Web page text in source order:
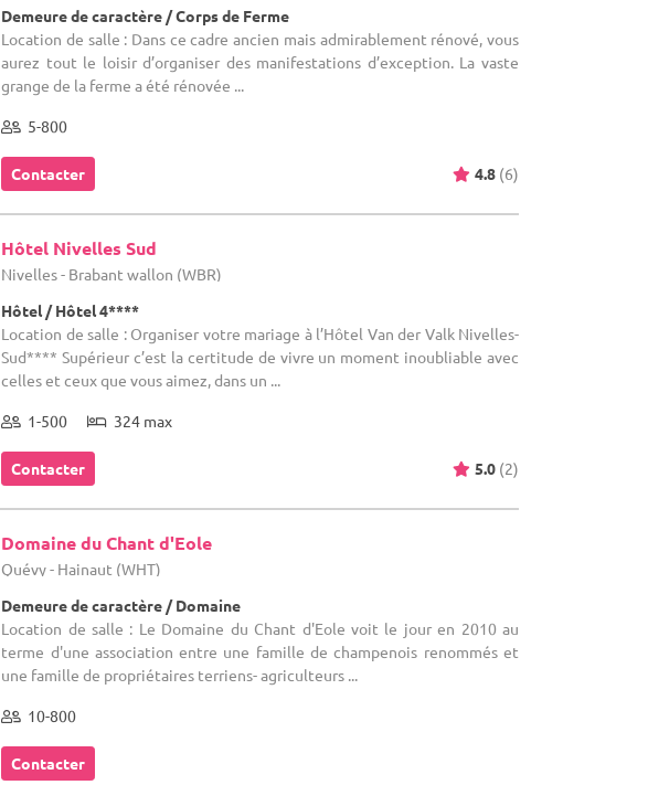
Demeure de caractère / Corps de Ferme
Location de salle : Dans ce cadre ancien mais admirablement rénové, vous
aurez tout le loisir d’organiser des manifestations d’exception. La vaste
grange de la ferme a été rénovée ...
5-800
Contacter 4.8 (6)
Hôtel Nivelles Sud
Nivelles - Brabant wallon (WBR)
Hôtel / Hôtel 4****
Location de salle : Organiser votre mariage à l’Hôtel Van der Valk Nivelles-
Sud**** Supérieur c’est la certitude de vivre un moment inoubliable avec
celles et ceux que vous aimez, dans un ...
1-500 324 max
Contacter 5.0 (2)
Domaine du Chant d'Eole
Quévy - Hainaut (WHT)
Demeure de caractère / Domaine
Location de salle : Le Domaine du Chant d'Eole voit le jour en 2010 au
terme d'une association entre une famille de champenois renommés et
une famille de propriétaires terriens- agriculteurs ...
10-800
Contacter